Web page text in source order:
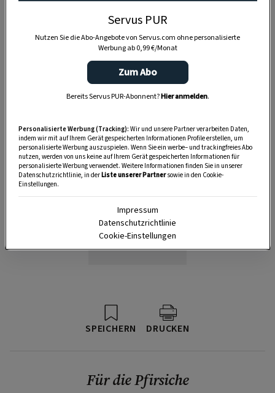
SPEICHERN DRUCKEN
Für die Pfirsiche
Servus PUR
Nutzen Sie die Abo-Angebote von Servus.com ohne personalisierte
Werbung ab 0,99 €/Monat
Zum Abo
Bereits Servus PUR-Abonnent?Hier anmelden.
Personalisierte Werbung (Tracking): Wir und unsere Partner verarbeiten Daten,
indem wir mit auf Ihrem Gerät gespeicherten Informationen Profile erstellen, um
personalisierte Werbung auszuspielen. Wenn Sie ein werbe– und trackingfreies Abo
nutzen, werden von uns keine auf Ihrem Gerät gespeicherten Informationen für
personalisierte Werbung verwendet. Weitere Informationen finden Sie in unserer
Datenschutzrichtlinie, in derListe unserer Partnersowie in den Cookie-
Einstellungen.
Impressum
Datenschutzrichtlinie
Cookie-Einstellungen